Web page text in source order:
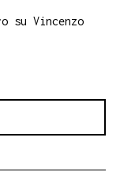
su Vincenzo